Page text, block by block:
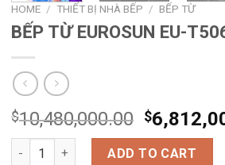
HOME / THIẾT BỊ NHÀ BẾP / BẾP TỪ
BẾP TỪ EUROSUN EU-
$10,480,000.00 $
BẾP TỪ EUROSUN EU-T506DO quantity
ADD TO CART